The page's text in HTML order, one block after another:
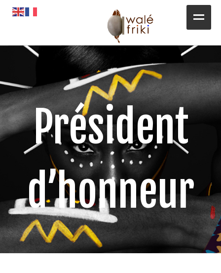
Toute l’actualité
L’AGENDA
Magazines
Awalé Booking
Président
d’honneur